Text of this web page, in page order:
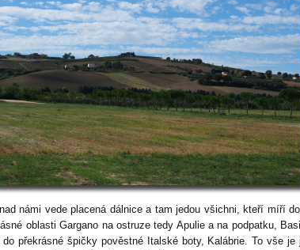
námi vede placená dálnice a tam jedou všichni, kteří míří
oblasti Gargano na ostruze tedy Apulie a na podpatku,
do překrásné špičky pověstné Italské boty, Kalábrie. To vše je